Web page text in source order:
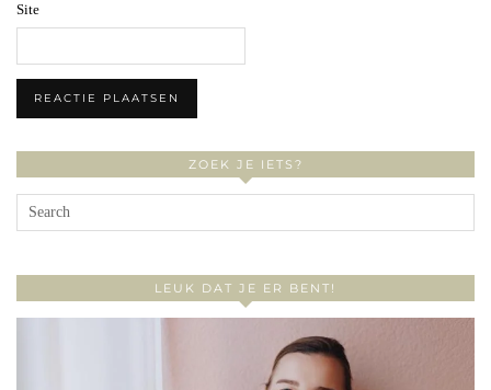
Site
ZOEK JE IETS?
LEUK DAT JE ER BENT!